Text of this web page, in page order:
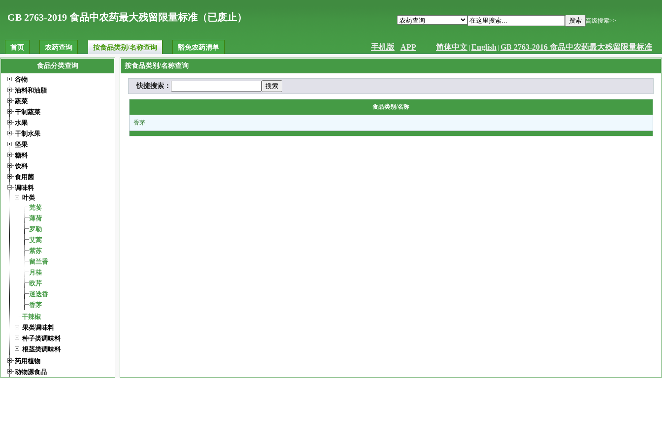
GB 2763-2019 食品中农药最大残留限量标准（已废止） 高级搜索>>
首页 农药查询 按食品类别/名称查询 豁免农药清单 简体中文 English GB 2763-2016 食品中农药最大残留限量标准
手机版 APP
食品分类查询
谷物
油料和油脂
蔬菜
干制蔬菜
水果
干制水果
坚果
糖料
饮料
食用菌
调味料
叶类
芫荽
薄荷
罗勒
艾蒿
紫苏
留兰香
月桂
欧芹
迷迭香
香茅
干辣椒
果类调味料
种子类调味料
根茎类调味料
药用植物
动物源食品
按食品类别/名称查询
快捷搜索：
食品类别/名称
香茅